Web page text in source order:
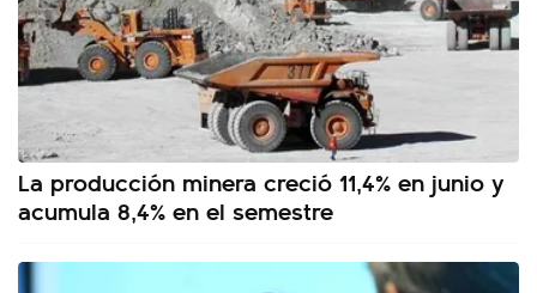
La producción minera creció 11,4% en junio y
acumula 8,4% en el semestre